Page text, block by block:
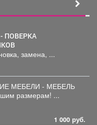
замена, ...
МЕБЕЛИ - МЕБЕЛЬ
размерам! ...
1 000 руб.